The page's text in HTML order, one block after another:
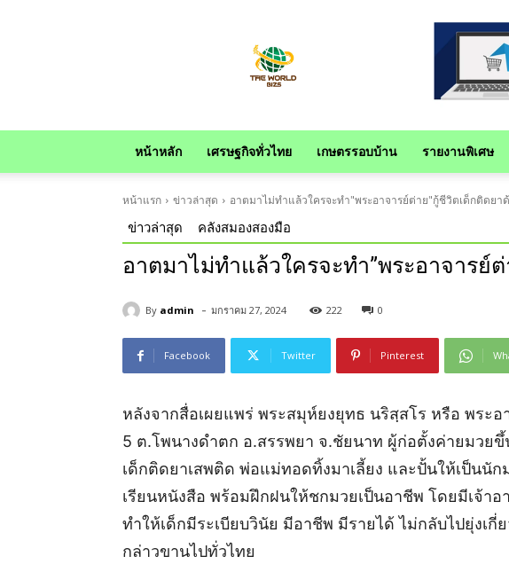
หน้าหลัก เศรษฐกิจทั่วไทย เกษตรรอบบ้าน รายงานพิเศษ
หน้าแรก ข่าวล่าสุด อาตมาไม่ทำแล้วใครจะทำ"พระอาจารย์ต่าย"กู้ชีวิตเด็กติดยา
ข่าวล่าสุด คลังสมองสองมือ
อาตมาไม่ทำแล้วใครจะทำ”พระอาจาร
By admin - มกราคม 27, 2024 222 0
Facebook Twitter Pinterest
หลังจากสื่อเผยแพร่ พระสมุห์ยงยุทธ นริสฺสโร หรือ พระ
5 ต.โพนางดำตก อ.สรรพยา จ.ชัยนาท ผู้ก่อตั้งค่ายมวย
เด็กติดยาเสพติด พ่อแม่ทอดทิ้งมาเลี้ยง และปั้นให้เป็นนั
เรียนหนังสือ พร้อมฝึกฝนให้ชกมวยเป็นอาชีพ โดยมีเจ้า
ทำให้เด็กมีระเบียบวินัย มีอาชีพ มีรายได้ ไม่กลับไปยุ่งเกี่
กล่าวขานไปทั่วไทย